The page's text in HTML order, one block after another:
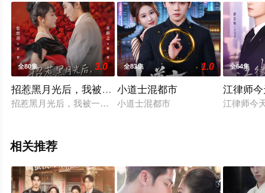
。
全80集 3.0
招惹黑月光后，我被一味偏纵
招惹黑月光后，我被一味偏纵
全83集 1.0
小道士混都市
小道士混都市
全64集
江律师
江律师今
相关推荐